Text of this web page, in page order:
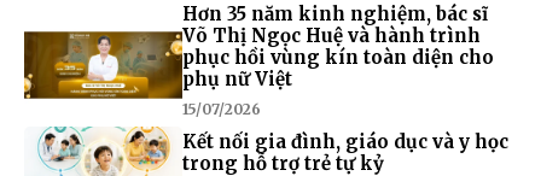
Hơn 35 năm kinh nghiệm, bác sĩ
Võ Thị Ngọc Huệ và hành trình
phục hồi vùng kín toàn diện cho
phụ nữ Việt
15/07/2026
Kết nối gia đình, giáo dục và y học
trong hỗ trợ trẻ tự kỷ